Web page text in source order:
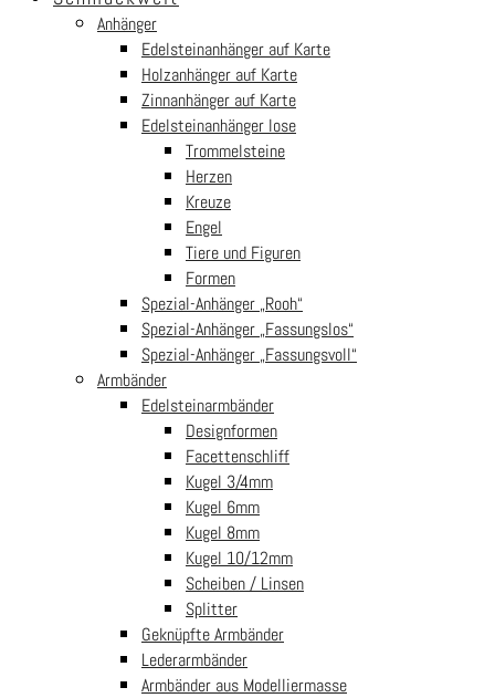
Anhänger
Edelsteinanhänger auf Karte
Holzanhänger auf Karte
Zinnanhänger auf Karte
Edelsteinanhänger lose
Trommelsteine
Herzen
Kreuze
Engel
Tiere und Figuren
Formen
Spezial-Anhänger „Rooh“
Spezial-Anhänger „Fassungslos“
Spezial-Anhänger „Fassungsvoll“
Armbänder
Edelsteinarmbänder
Designformen
Facettenschliff
Kugel 3/4mm
Kugel 6mm
Kugel 8mm
Kugel 10/12mm
Scheiben / Linsen
Splitter
Geknüpfte Armbänder
Lederarmbänder
Armbänder aus Modelliermasse